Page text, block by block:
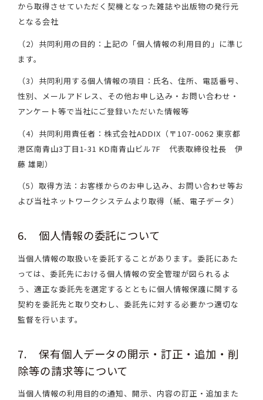
から取得させていただく契機となった雑誌や出版物の発行元
となる会社
（2）共同利用の目的：上記の「個人情報の利用目的」に準じ
ます。
（3）共同利用する個人情報の項目：氏名、住所、電話番号、
性別、メールアドレス、その他お申し込み・お問い合わせ・
アンケート等で当社にご登録いただいた情報等
（4）共同利用責任者：株式会社ADDIX（〒107-0062 東京都
港区南青山3丁目1-31 KD南青山ビル7F 代表取締役社長 伊
藤 雄剛）
（5）取得方法：お客様からのお申し込み、お問い合わせ等お
よび当社ネットワークシステムより取得（紙、電子データ）
6. 個人情報の委託について
当個人情報の取扱いを委託することがあります。委託にあた
っては、委託先における個人情報の安全管理が図られるよ
う、適正な委託先を選定するとともに個人情報保護に関する
契約を委託先と取り交わし、委託先に対する必要かつ適切な
監督を行います。
7. 保有個人データの開示・訂正・追加・削
除等の請求等について
当個人情報の利用目的の通知、開示、内容の訂正・追加また